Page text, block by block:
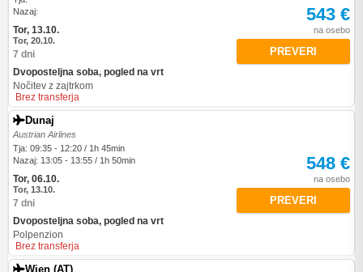
Nazaj:
Tor, 13.10.
Tor, 20.10.
7 dni
Dvoposteljna soba, pogled na vrt
Nočitev z zajtrkom
Brez transferja
543 €
na osebo
PREVERI
Dunaj
Austrian Airlines
Tja: 09:35 - 12:20 / 1h 45min
Nazaj: 13:05 - 13:55 / 1h 50min
Tor, 06.10.
Tor, 13.10.
7 dni
Dvoposteljna soba, pogled na vrt
Polpenzion
Brez transferja
548 €
na osebo
PREVERI
Wien (AT)